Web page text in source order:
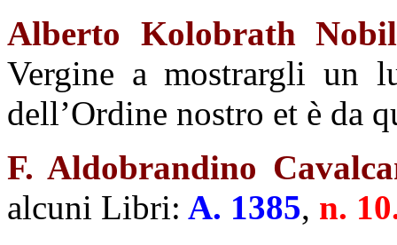
Alberto Kolobrath
Vergine a mostrargli un
dell’Ordine nostro et è da
F. Aldobrandino
alcuni Libri: A. 1385, n.